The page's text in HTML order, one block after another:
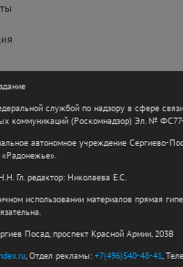
службой по надзору в сфере
коммуникаций (Роскомнадзор) Эл. №
автономное учреждение Сергиево-
Гл. редактор: Николаева Е.С.
использовании материалов прямая
Посад, проспект Красной Армии, 203В
, Отдел рекламы: +7(496)540-48-41,